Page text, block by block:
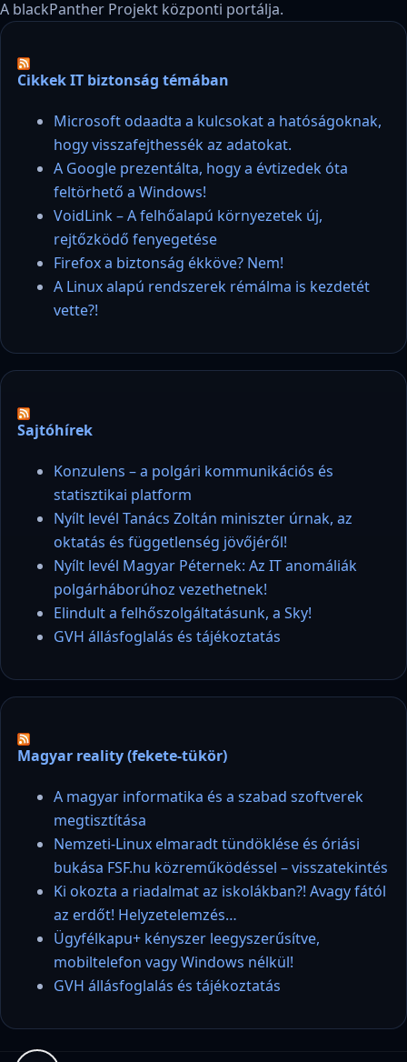
A blackPanther Projekt központi portálja.
Cikkek IT biztonság témában
Microsoft odaadta a kulcsokat a hatóságoknak,
hogy visszafejthessék az adatokat.
A Google prezentálta, hogy a évtizedek óta
feltörhető a Windows!
VoidLink – A felhőalapú környezetek új,
rejtőzködő fenyegetése
Firefox a biztonság ékköve? Nem!
A Linux alapú rendszerek rémálma is kezdetét
vette?!
Sajtóhírek
Konzulens – a polgári kommunikációs és
statisztikai platform
Nyílt levél Tanács Zoltán miniszter úrnak, az
oktatás és függetlenség jövőjéről!
Nyílt levél Magyar Péternek: Az IT anomáliák
polgárháborúhoz vezethetnek!
Elindult a felhőszolgáltatásunk, a Sky!
GVH állásfoglalás és tájékoztatás
Magyar reality (fekete-tükör)
A magyar informatika és a szabad szoftverek
megtisztítása
Nemzeti-Linux elmaradt tündöklése és óriási
bukása FSF.hu közreműködéssel – visszatekintés
Ki okozta a riadalmat az iskolákban?! Avagy fától
az erdőt! Helyzetelemzés…
Ügyfélkapu+ kényszer leegyszerűsítve,
mobiltelefon vagy Windows nélkül!
GVH állásfoglalás és tájékoztatás